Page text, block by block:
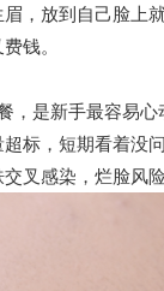
，放到自己脸上
钱。
，是新手最容易
标，短期看着没
叉感染，烂脸风